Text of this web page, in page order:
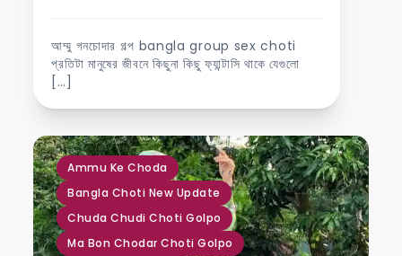
আম্মু গনচোদার গল্প bangla group sex choti
প্রতিটা মানুষের জীবনে কিছুনা কিছু ফ্যান্টাসি থাকে যেগুলো
[…]
Ammu Ke Choda ,
Bangla Choti New Update
,
Chuda Chudi Choti Golpo
,
Ma Bon Chodar Choti Golpo
,,,,,,